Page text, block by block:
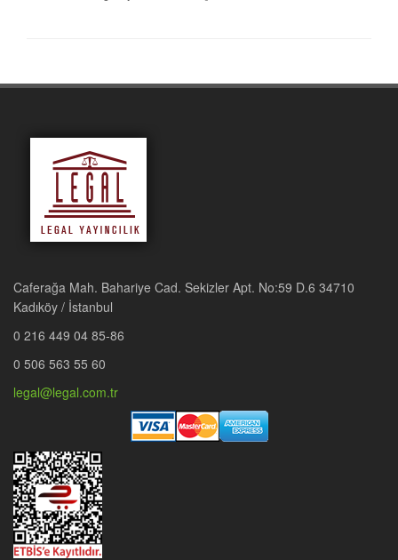
Caferağa Mah. Bahariye Cad. Sekizler Apt. No:59 D.6 34710
Kadıköy / İstanbul
0 216 449 04 85-86
0 506 563 55 60
legal@legal.com.tr